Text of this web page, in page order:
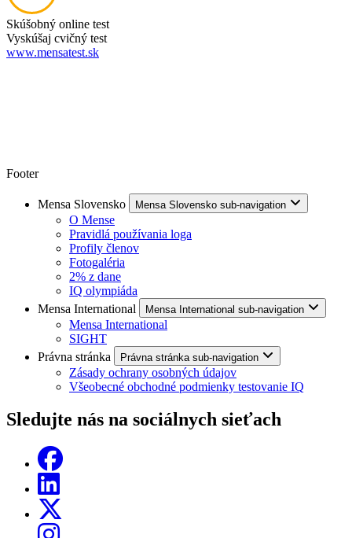
Skúšobný online test
Vyskúšaj cvičný test
www.mensatest.sk
Footer
Mensa Slovensko Mensa Slovensko sub-navigation
O Mense
Pravidlá používania loga
Profily členov
Fotogaléria
2% z dane
IQ olympiáda
Mensa International
Mensa International sub-navigation
Mensa International
SIGHT
Právna stránka
Právna stránka sub-navigation
Zásady ochrany osobných údajov
Všeobecné obchodné podmienky testovanie IQ
Sledujte nás na sociálnych sieťach